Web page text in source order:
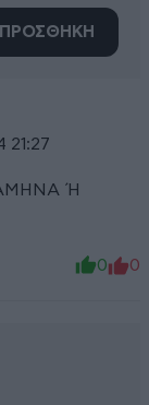
ΠΡΟΣΘΗΚΗ
21:27
Ή
0 0